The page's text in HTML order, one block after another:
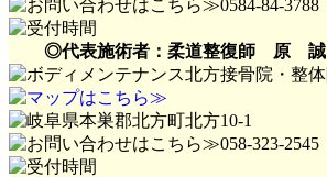
◎代表施術者：柔道整復師 原 誠